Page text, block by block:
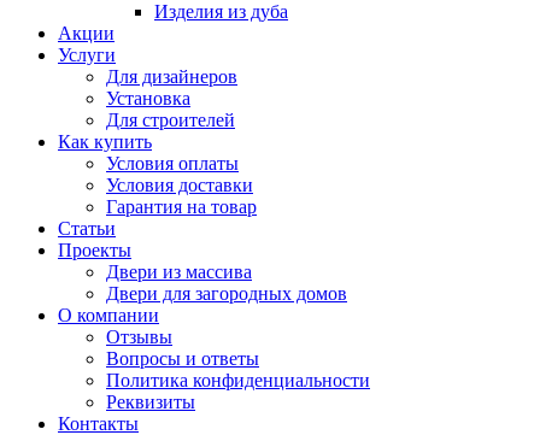
Изделия из дуба
Акции
Услуги
Для дизайнеров
Установка
Для строителей
Как купить
Условия оплаты
Условия доставки
Гарантия на товар
Статьи
Проекты
Двери из массива
Двери для загородных домов
О компании
Отзывы
Вопросы и ответы
Политика конфиденциальности
Реквизиты
Контакты